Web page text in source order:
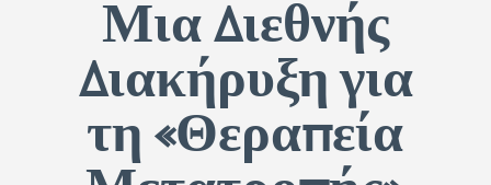
Μια Διεθνής
Διακήρυξη για
τη «Θεραπεία